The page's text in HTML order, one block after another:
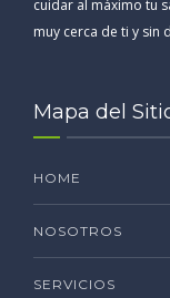
cuidar al máximo tu
muy cerca de ti y sin
Mapa del
HOME
NOSOTROS
SERVICIOS